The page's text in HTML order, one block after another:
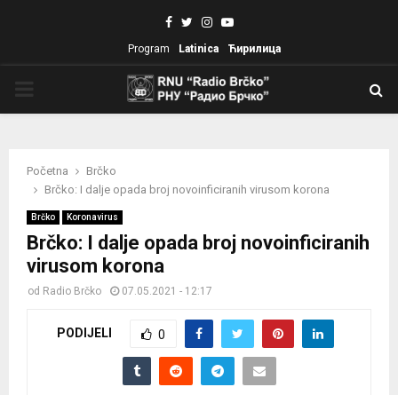
Facebook
TwitterInstagram
Youtube
Program Latinica Ћирилица
Početna
Brčko
Brčko: I dalje opada broj novoinficiranih virusom korona
Brčko Koronavirus
Brčko: I dalje opada broj novoinficiranih
virusom korona
od Radio Brčko 07.05.2021 - 12:17
PODIJELI 0